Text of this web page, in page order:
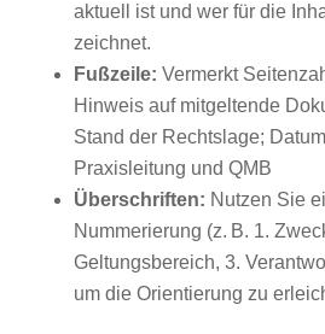
aktuell ist und wer für die
zeichnet.
Fußzeile: Vermerkt
Hinweis auf mitgeltende
Stand der Rechtslage;
Praxisleitung und QMB
Überschriften: Nutzen Sie
Nummerierung (z. B. 1.
Geltungsbereich, 3.
um die Orientierung zu